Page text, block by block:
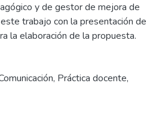
y de gestor de mejora de
trabajo con la presentación de
la elaboración de la propuesta.
, Práctica docente,